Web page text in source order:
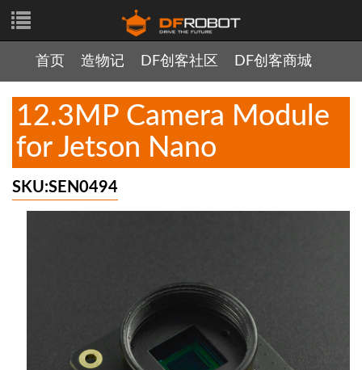
首页 造物记 DF创客社区 DF创客商城
12.3MP Camera Module
for Jetson Nano
SKU:SEN0494